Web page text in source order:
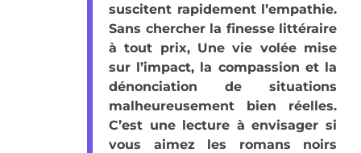
suscitent rapidement l’empathie.
Sans chercher la finesse littéraire
à tout prix, Une vie volée mise
sur l’impact, la compassion et la
dénonciation de situations
malheureusement bien réelles.
C’est une lecture à envisager si
vous aimez les romans noirs